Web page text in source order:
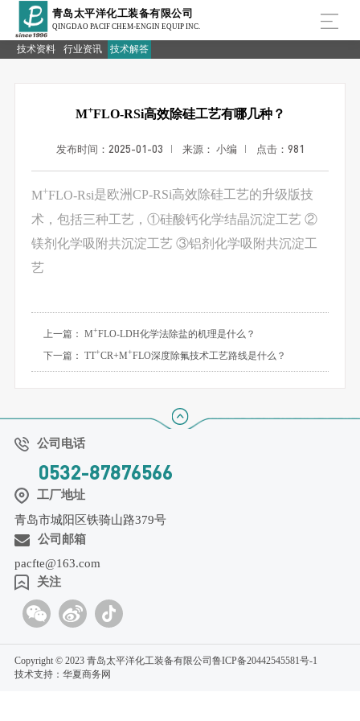
青岛太平洋化工装备有限公司
QINGDAO PACIF CHEM-ENGIN EQUIP INC.
技术资料 行业资讯 技术解答
M+FLO-RSi高效除硅工艺有哪几种？
发布时间：2025-01-03 来源： 小编 点击： 981
M+FLO-Rsi是欧洲CP-RSi高效除硅工艺的升级版技
术，包括三种工艺，①硅酸钙化学结晶沉淀工艺 ②
镁剂化学吸附共沉淀工艺 ③铝剂化学吸附共沉淀工
艺
上一篇： M+FLO-LDH化学法除盐的机理是什么？
下一篇： TT+CR+M+FLO深度除氟技术工艺路线是什么？
公司电话
0532-87876566
工厂地址
青岛市城阳区铁骑山路379号
公司邮箱
pacfte@163.com
关注
Copyright © 2023 青岛太平洋化工装备有限公司鲁ICP备20442545581号-1
技术支持：华夏商务网